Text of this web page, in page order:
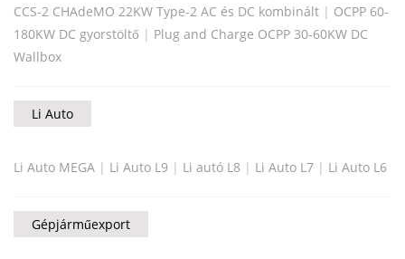
CCS-2 CHAdeMO 22KW Type-2 AC és DC kombinált | OCPP 60-
180KW DC gyorstöltő | Plug and Charge OCPP 30-60KW DC
Wallbox
Li Auto
Li Auto MEGA | Li Auto L9 | Li autó L8 | Li Auto L7 | Li Auto L6
Gépjárműexport